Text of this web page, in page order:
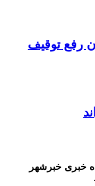
رفع توقیف
خبری خبرشهر